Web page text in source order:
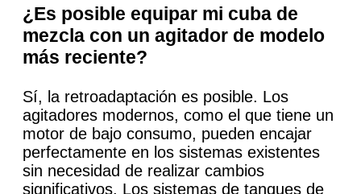
¿Es posible equipar mi cuba de
mezcla con un agitador de modelo
más reciente?
Sí, la retroadaptación es posible. Los
agitadores modernos, como el que tiene un
motor de bajo consumo, pueden encajar
perfectamente en los sistemas existentes
sin necesidad de realizar cambios
significativos. Los sistemas de tanques de